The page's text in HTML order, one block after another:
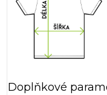
Doplňkové